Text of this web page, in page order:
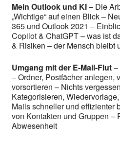
Mein Outlook und KI– Die
„Wichtige“ auf einen Blick –
365 und Outlook 2021 –
Copilot & ChatGPT – was ist
& Risiken – der Mensch bleibt
Umgang mit der E-Mail-Flut–
– Ordner, Postfächer anlegen,
vorsortieren – Nichts
Kategorisieren,
Mails schneller und effizienter
von Kontakten und Gruppen –
Abwesenheit